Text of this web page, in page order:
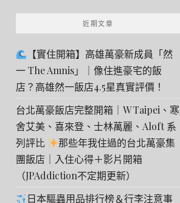
近期文章
【實住開箱】高雄萬豪新成員「然
一 The Amnis」｜像住進豪宅的飯
店？高雄然一飯店4.5星真實評價！
台北萬豪飯店完整開箱｜W Taipei、寒
舍艾美、喜來登、士林萬麗、Aloft 系
列評比
那些年我住過的台北萬豪集
團飯店｜入住心得＋影片開箱
（JPAddiction不定期更新）
日本驅蟲用品排行榜＆行李注意事